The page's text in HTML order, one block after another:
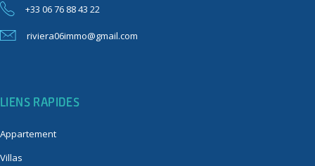
+33 06 76 88 43 22
riviera06immo@gmail.com
LIENS RAPIDES
Appartement
Villas